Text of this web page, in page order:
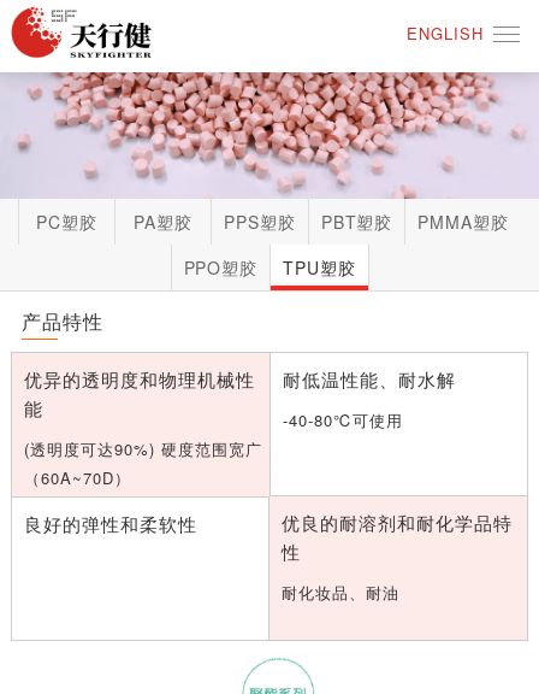
ENGLISH
PC塑胶 PA塑胶 PPS塑胶 PBT塑胶
PMMA塑胶
PPO塑胶
TPU塑胶
产品特性
优异的透明度和物理机械性
能
(透明度可达90%) 硬度范围宽广
（60A~70D）
耐低温性能、耐水解
-40-80℃可使用
良好的弹性和柔软性
优良的耐溶剂和耐化学品特
性
耐化妆品、耐油